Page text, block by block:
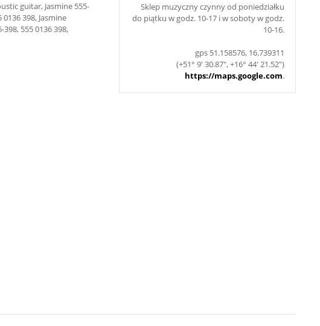
guitar, Jasmine 555-
0136 398, Jasmine
398, 555 0136 398,
Sklep muzyczny czynny od poniedziałku
do piątku w godz. 10-17 i w soboty w godz.
10-16.
gps 51.158576, 16.739311
(+51° 9' 30.87", +16° 44' 21.52")
https://maps.google.com.